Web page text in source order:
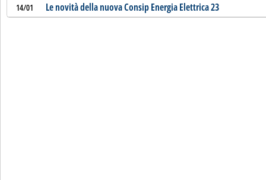
14/01 Le novità della nuova Consip Energia Elettrica 23